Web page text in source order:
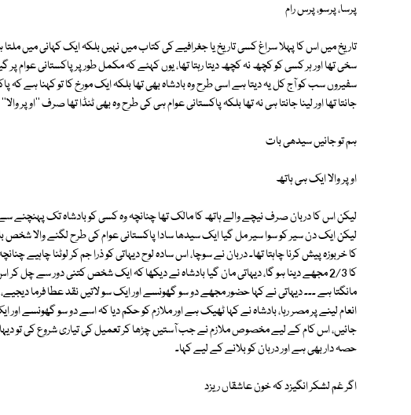
پرسا، پرسو، پرس رام
تاریخ میں اس کا پہلا سراغ کسی تاریخ یا جغرافیے کی کتاب میں نہیں بلکہ ایک کہانی میں ملتا
سخی تھا اور ہر کسی کو کچھ نہ کچھ دیتا رہتا تھا، یوں کہئے کہ مکمل طور پر پاکستانی عوام پر
سفیروں سب کو آج کل یہ دیتا ہے اسی طرح وہ بادشاہ بھی تھا بلکہ ایک مورخ کا تو کہنا ہے کہ
جانتا تھا اور لینا جانتا ہی نہ تھا بلکہ پاکستانی عوام ہی کی طرح وہ بھی ٹنڈا تھا صرف ''اوپر
ہم تو جانیں سیدھی بات
اوپر والا ایک ہی ہاتھ
لیکن اس کا دربان صرف نیچے والے ہاتھ کا مالک تھا چنانچہ وہ کسی کو بادشاہ تک پہنچنے سے
لیکن ایک دن سیر کو سوا سیر مل گیا ایک سیدھا سادا پاکستانی عوام کی طرح لگنے والا شخص
کا خربوزہ پیش کرنا چاہتا تھا۔ دربان نے سوچا، اس سادہ لوح دیہاتی کو ذرا جم کر لوٹنا چاہیے
کا 2/3 مجھے دینا ہو گا، دیہاتی مان گیا بادشاہ نے دیکھا کہ ایک شخص کتنی دور سے چل
مانگتا ہے ۔۔۔ دیہاتی نے کہا حضور مجھے دو سو گھونسے اور ایک سو لاتیں نقد عطا فرما دیجیے،
انعام لینے پر مصر رہا، بادشاہ نے کہا ٹھیک ہے اور ملازم کو حکم دیا کہ اسے دو سو گھونسے اور
جائیں، اس کام کے لیے مخصوص ملازم نے جب آستیں چڑھا کر تعمیل کی تیاری شروع کی تو دیہاتی
حصہ دار بھی ہے اور دربان کو بلانے کے لیے کہا۔
اگر غم لشکر انگیزد کہ خون عاشقاں ریزد